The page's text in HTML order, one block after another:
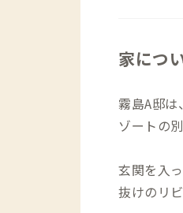
家につ
霧島A邸
ゾートの
玄関を入
抜けのリ